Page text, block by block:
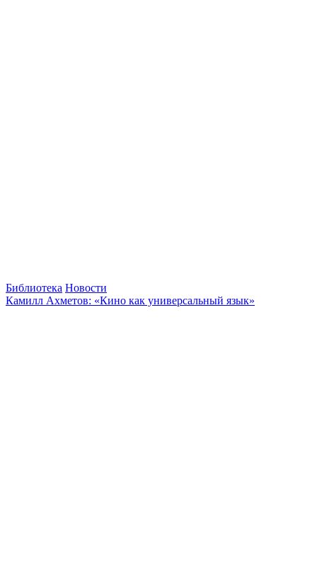
Библиотека Новости
Камилл Ахметов: «Кино как универсальный язык»